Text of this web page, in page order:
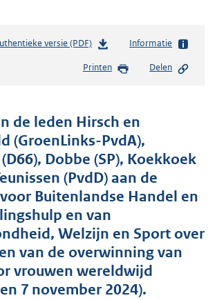
versie (PDF)b
s
d
s
g
r
o
t
t
:
4
4
Informatie
Printen Delen
de leden Hirsch en
(GroenLinks-PvdA),
Dobbe (SP), Koekkoek
(PvdD) aan de
Buitenlandse Handel en
en van
Welzijn en Sport over
van de overwinning van
vrouwen wereldwijd
7 november 2024).